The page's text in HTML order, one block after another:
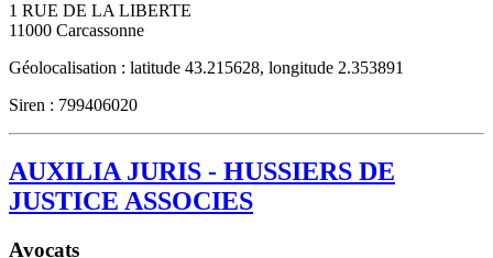
1 RUE DE LA LIBERTE
11000 Carcassonne
Géolocalisation : latitude 43.215628, longitude 2.353891
Siren : 799406020
AUXILIA JURIS - HUSSIERS DE
JUSTICE ASSOCIES
Avocats